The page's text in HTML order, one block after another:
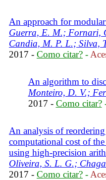
An approach for
Guerra, E. M.; Fornari,
Candia, M. P. L.; Silva,
2017 - Como citar? -
An algorithm to
Monteiro, D. V.;
2017 - Como citar?
An analysis of
computational cost of
using high-precision
Oliveira, S. L. G.;
2017 - Como citar? -